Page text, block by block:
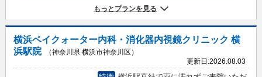
もっとプランを見る
横浜ベイクォーター内科・消化器内視鏡クリニック 横
浜駅院
（神奈川県 横浜市神奈川区）
更新日:2026.08.03